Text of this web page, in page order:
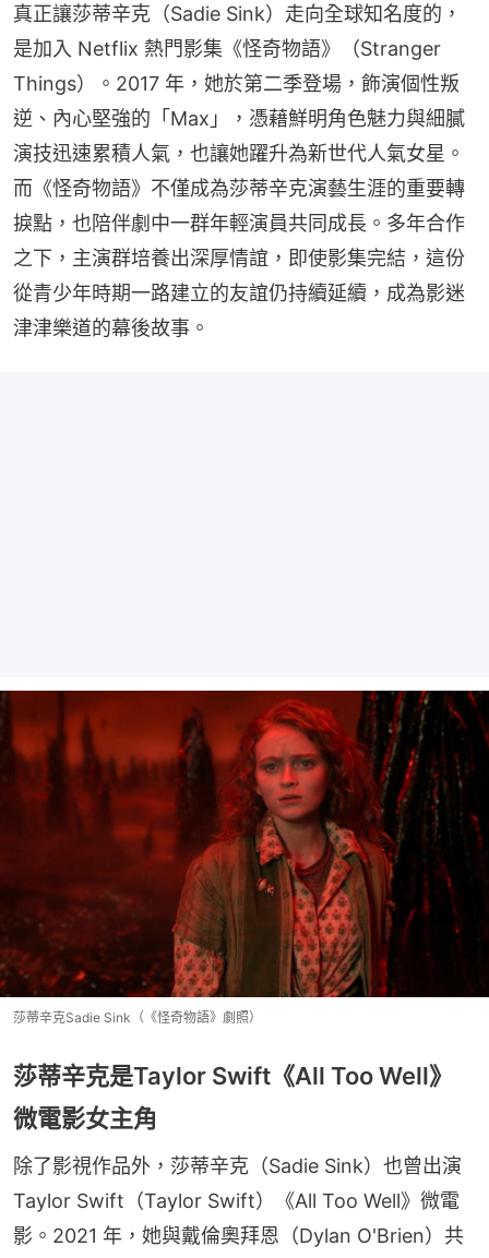
真正讓莎蒂辛克（Sadie Sink）走向全球知名度的，
是加入 Netflix 熱門影集《怪奇物語》（Stranger
Things）。2017 年，她於第二季登場，飾演個性叛
逆、內心堅強的「Max」，憑藉鮮明角色魅力與細膩
演技迅速累積人氣，也讓她躍升為新世代人氣女星。
而《怪奇物語》不僅成為莎蒂辛克演藝生涯的重要轉
捩點，也陪伴劇中一群年輕演員共同成長。多年合作
之下，主演群培養出深厚情誼，即使影集完結，這份
從青少年時期一路建立的友誼仍持續延續，成為影迷
津津樂道的幕後故事。
莎蒂辛克Sadie Sink（《怪奇物語》劇照）
莎蒂辛克是Taylor Swift《All Too Well》
微電影女主角
除了影視作品外，莎蒂辛克（Sadie Sink）也曾出演
Taylor Swift（Taylor Swift）《All Too Well》微電
影。2021 年，她與戴倫奧拜恩（Dylan O'Brien）共